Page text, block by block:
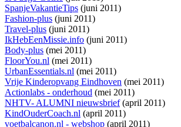
SpanjeVakantieTips (juni 2011)
Fashion-plus (juni 2011)
Travel-plus (juni 2011)
IkHebEenMissie.info (juni 2011)
Body-plus (mei 2011)
FloorYou.nl (mei 2011)
UrbanEssentials.nl (mei 2011)
Vrije Kinderopvang Eindhoven (mei 2011)
Actionlabs - onderhoud (mei 2011)
NHTV- ALUMNI nieuwsbrief(april 2011)
KindOuderCoach.nl (april 2011)
voetbalcanon.nl - webshop (april 2011)